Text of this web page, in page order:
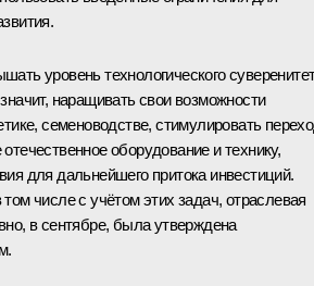
уровень технологического
наращивать свои возможности
семеноводстве, стимулировать
оборудование и технику,
для дальнейшего притока инвестиций.
числе с учётом этих задач, отраслевая
в сентябре, была утверждена